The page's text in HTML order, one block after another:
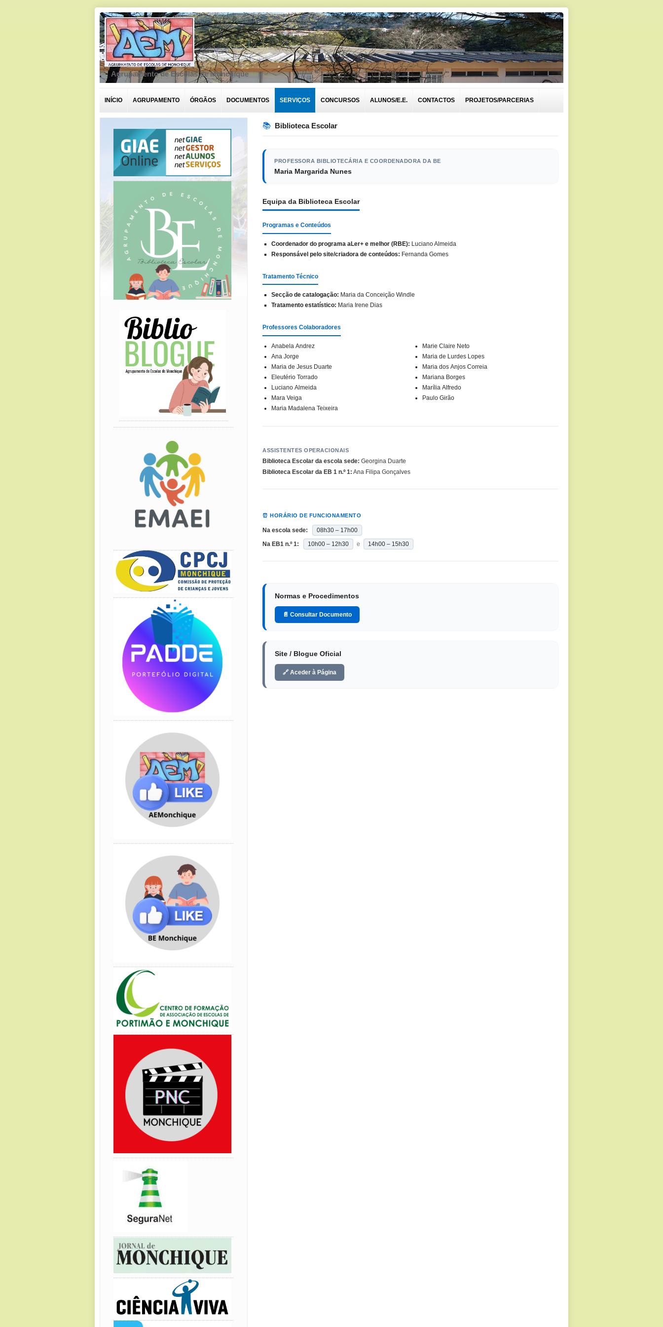
Agrupamento de Escolas de Monchique
INÍCIO AGRUPAMENTO ÓRGÃOS DOCUMENTOS SERVIÇOS CONCURSOS ALUNOS/E.E. CONTACTOS PROJETOS/PARCERIAS
📚 Biblioteca Escolar
PROFESSORA BIBLIOTECÁRIA E COORDENADORA DA BE
Maria Margarida Nunes
Equipa da Biblioteca Escolar
Programas e Conteúdos
Coordenador do programa aLer+ e melhor (RBE): Luciano Almeida
Responsável pelo site/criadora de conteúdos: Fernanda Gomes
Tratamento Técnico
Secção de catalogação: Maria da Conceição Windle
Tratamento estatístico: Maria Irene Dias
Professores Colaboradores
Anabela Andrez
Ana Jorge
Maria de Jesus Duarte
Eleutério Torrado
Luciano Almeida
Mara Veiga
Maria Madalena Teixeira
Marie Claire Neto
Maria de Lurdes Lopes
Maria dos Anjos Correia
Mariana Borges
Marília Alfredo
Paulo Girão
ASSISTENTES OPERACIONAIS
Biblioteca Escolar da escola sede: Georgina Duarte
Biblioteca Escolar da EB 1 n.º 1: Ana Filipa Gonçalves
⏰ HORÁRIO DE FUNCIONAMENTO
Na escola sede:
08h30 – 17h00
Na EB1 n.º 1:
10h00 – 12h30 e 14h00 – 15h30
Normas e Procedimentos
📄 Consultar Documento
Site / Blogue Oficial
🔗 Aceder à Página